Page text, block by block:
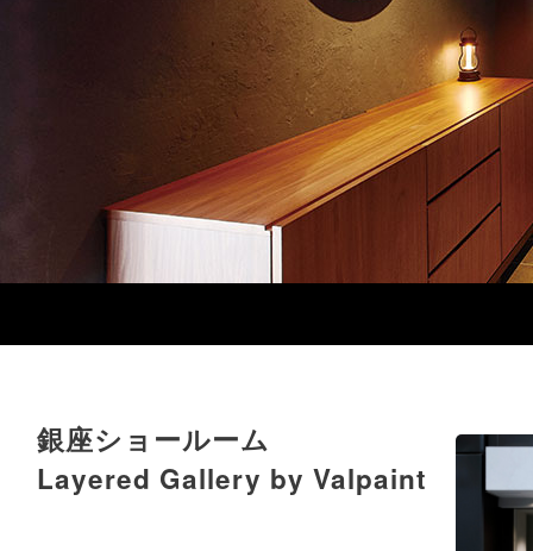
銀座ショールーム
Layered Gallery by Valpaint